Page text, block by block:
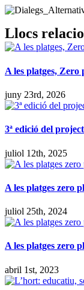
Llocs
A les platges, Zero
juny 23rd, 2026
3ª edició del
juliol 12th, 2025
A les platges zero
juliol 25th, 2024
A les platges zero
abril 1st, 2023